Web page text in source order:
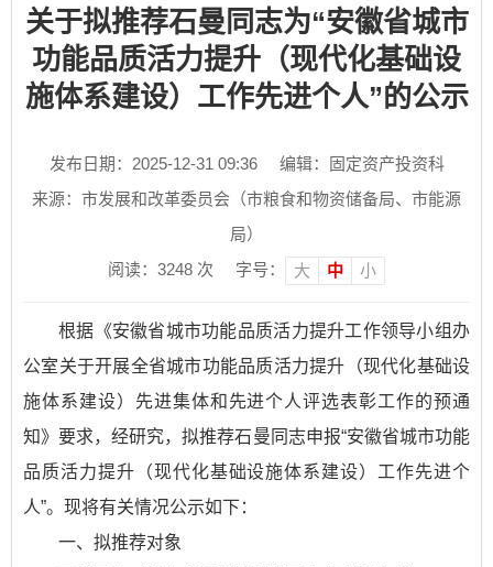
关于拟推荐石曼同志为“安徽省城市
功能品质活力提升（现代化基础设
施体系建设）工作先进个人”的公示
发布日期：2025-12-31 09:36
编辑：固定资产投资科
来源：市发展和改革委员会（市粮食和物资储备局、市能源
局）
阅读： 3248 次 字号： 大 中 小
根据《安徽省城市功能品质活力提升工作领导小组办
公室关于开展全省城市功能品质活力提升（现代化基础设
施体系建设）先进集体和先进个人评选表彰工作的预通
知》要求，经研究，拟推荐石曼同志申报“安徽省城市功能
品质活力提升（现代化基础设施体系建设）工作先进个
人”。现将有关情况公示如下：
一、拟推荐对象